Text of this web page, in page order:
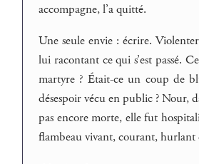
accompagne, l’a quitté.
Une seule envie : écrire.
lui racontant ce qui s’est passé.
martyre ? Était-ce un coup de
désespoir vécu en public ? Nour,
pas encore morte, elle fut
flambeau vivant, courant, hurlant